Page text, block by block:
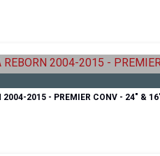
2004-2015 - PREMIER CONV - 24" &